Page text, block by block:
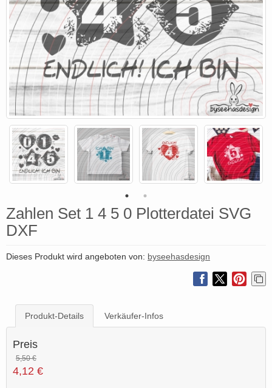
Zahlen Set 1 4 5 0 Plotterdatei SVG
DXF
Dieses Produkt wird angeboten von: byseehasdesign
Produkt-Details Verkäufer-Infos
Preis
5,50 €
4,12 €